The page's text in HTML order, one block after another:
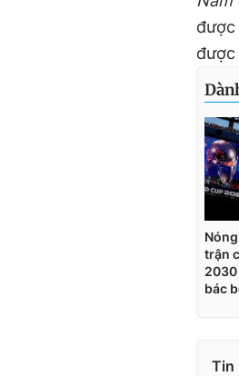
được
được
Tin